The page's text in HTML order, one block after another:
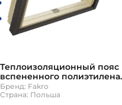
Теплоизоляционный пояс
вспененного полиэтилена
XWT-RU Plus 78х160см Fakro
Бренд: Fakro
Страна: Польша